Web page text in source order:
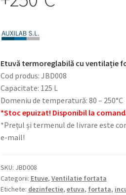
Etuvă termoreglabilă cu ventilație
Cod produs: JBD008
Capacitate: 125 L
Domeniu de temperatură: 80 – 250°C
*Stoc epuizat! Disponibil la
*Prețul și termenul de livrare este
e-mail!
SKU: JBD008
Categorii: Etuve, Ventilatie fortata
Etichete: dezinfectie, etuva, fortata,